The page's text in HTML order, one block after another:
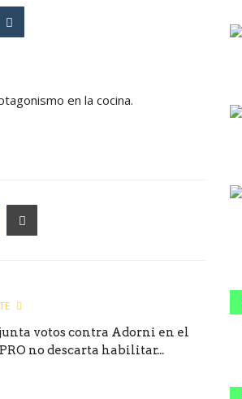
en la cocina.
votos contra Adorni en el
no descarta habilitar...